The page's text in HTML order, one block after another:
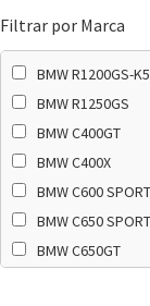
SUZUKI
TRIUMPH
YAMAHA
Filtrar por Marca
BMW R1200GS-
BMW R1250GS
BMW C400GT
BMW C400X
BMW C600 SPORT
BMW C650 SPORT
BMW C650GT